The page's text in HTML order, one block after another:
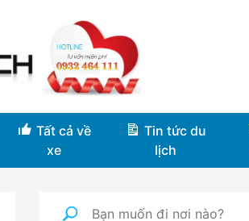
Tất cả về
xe
Tin tức du
lịch